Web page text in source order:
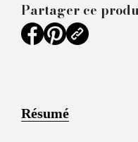
Partager ce
Résumé